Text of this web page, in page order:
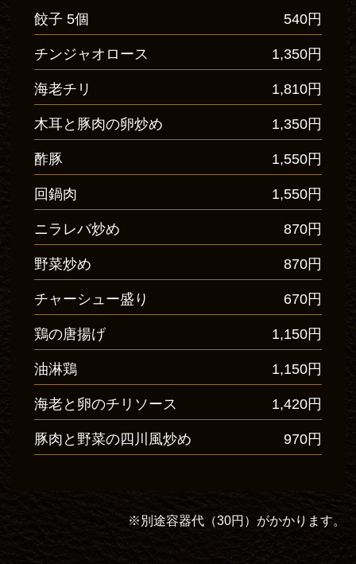
餃子 5個 540円
チンジャオロース 1,350円
海老チリ 1,810円
木耳と豚肉の卵炒め 1,350円
酢豚 1,550円
回鍋肉 1,550円
ニラレバ炒め 870円
野菜炒め 870円
チャーシュー盛り 670円
鶏の唐揚げ 1,150円
油淋鶏 1,150円
海老と卵のチリソース 1,420円
豚肉と野菜の四川風炒め 970円
※別途容器代（30円）がかかります。